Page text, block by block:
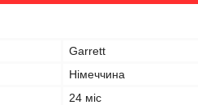
Garrett
Німеччина
24 міс